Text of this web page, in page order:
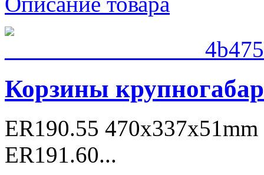
Корзины
ER190.55 470x337x51mm
ER191.60...